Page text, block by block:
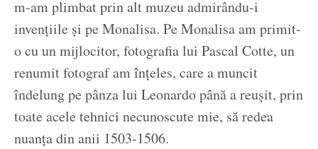
m-am plimbat prin alt muzeu admirându-i
invențiile și pe Monalisa. Pe Monalisa am primit-
o cu un mijlocitor, fotografia lui Pascal Cotte, un
renumit fotograf am înțeles, care a muncit
îndelung pe pânza lui Leonardo până a reușit, prin
toate acele tehnici necunoscute mie, să redea
nuanța din anii 1503-1506.